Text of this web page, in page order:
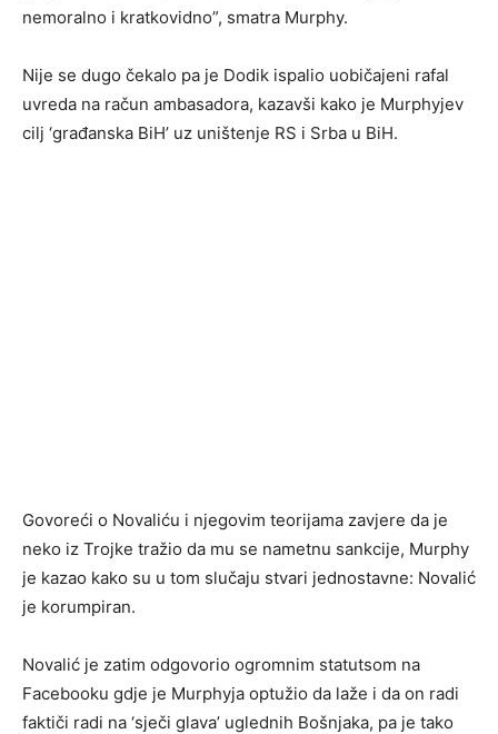
nemoralno i kratkovidno”, smatra Murphy.
Nije se dugo čekalo pa je Dodik ispalio uobičajeni rafal
uvreda na račun ambasadora, kazavši kako je Murphyjev
cilj ‘građanska BiH’ uz uništenje RS i Srba u BiH.
Govoreći o Novaliću i njegovim teorijama zavjere da je
neko iz Trojke tražio da mu se nametnu sankcije, Murphy
je kazao kako su u tom slučaju stvari jednostavne: Novalić
je korumpiran.
Novalić je zatim odgovorio ogromnim statutsom na
Facebooku gdje je Murphyja optužio da laže i da on radi
faktiči radi na ‘sječi glava’ uglednih Bošnjaka, pa je tako